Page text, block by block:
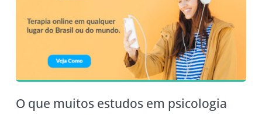
O que muitos estudos em psicologia